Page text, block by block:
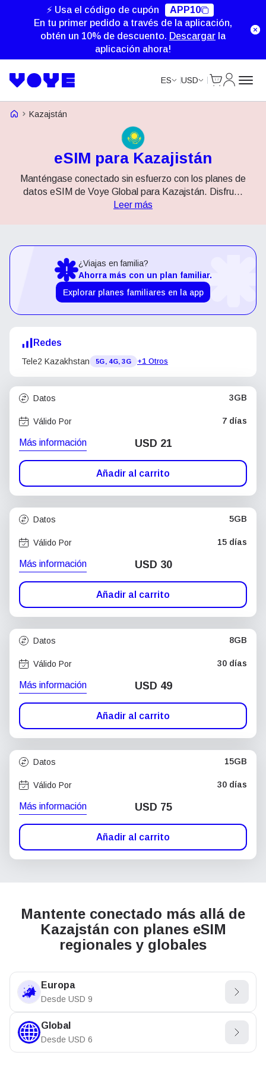
⚡ Usa el código de cupón
APP10
En tu primer pedido a través de la aplicación,
obtén un 10% de descuento. Descargar la
aplicación ahora!
ES USD
Voye Homepage
Kazajstán
eSIM para Kazajistán
Manténgase conectado sin esfuerzo con los planes de
datos eSIM de Voye Global para Kazajstán. Disfru...
Leer más
¿Viajas en familia?
Ahorra más con un plan familiar.
Explorar planes familiares en la app
Redes
Tele2 Kazakhstan 5G, 4G, 3G +1 Otros
Datos 3GB
Válido Por 7 días
Más información USD 21
Añadir al carrito
Datos 5GB
Válido Por 15 días
Más información USD 30
Añadir al carrito
Datos 8GB
Válido Por 30 días
Más información USD 49
Añadir al carrito
Datos 15GB
Válido Por 30 días
Más información USD 75
Añadir al carrito
Mantente conectado más allá de
Kazajstán con planes eSIM
regionales y globales
Europa
Desde USD 9
Global
Desde USD 6